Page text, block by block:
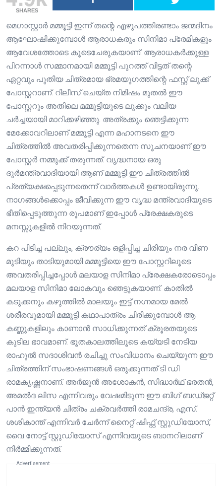
SHARES
മെഗാസ്റ്റാർ മമ്മൂട്ടി ഇന്ന് തന്റെ എഴുപത്തിരണ്ടാം ജന്മദിനം
ആഘോഷിക്കുമ്പോൾ ആരാധകരും സിനിമാ പ്രേമികളും
ആവേശത്തോടെ കൂടെചേരുകയാണ്. ആരാധകർക്കുള്ള
പിറന്നാൾ സമ്മാനമായി മമ്മൂട്ടി പുറത്ത് വിട്ടത് തന്റെ
ഏറ്റവും പുതിയ ചിത്രമായ ഭ്രമയുഗത്തിന്റെ ഫസ്റ്റ് ലുക്ക്
പോസ്റ്ററാണ്. റിലീസ് ചെയ്ത നിമിഷം മുതൽ ഈ
പോസ്റ്ററും അതിലെ മമ്മൂട്ടിയുടെ ലുക്കും വലിയ
ചർച്ചയായി മാറിക്കഴിഞ്ഞു. അത്രക്കും ഞെട്ടിക്കുന്ന
മേക്കോവറിലാണ് മമ്മൂട്ടി എന്ന മഹാനടനെ ഈ
ചിത്രത്തിൽ അവതരിപ്പിക്കുന്നതെന്ന സൂചനയാണ് ഈ
പോസ്റ്റർ നമ്മുക്ക് തരുന്നത്. വൃദ്ധനായ ഒരു
ദുർമന്ത്രവാദിയായി ആണ് മമ്മൂട്ടി ഈ ചിത്രത്തിൽ
പ്രത്യക്ഷപ്പെടുന്നതെന്ന് വാർത്തകൾ ഉണ്ടായിരുന്നു.
നാഗങ്ങൾക്കൊപ്പം ജീവിക്കുന്ന ഈ വൃദ്ധ മന്ത്രവാദിയുടെ
ഭീതിപ്പെടുത്തുന്ന രൂപമാണ് ഇപ്പോൾ പ്രേക്ഷകരുടെ
മനസ്സുകളിൽ നിറയുന്നത്.
കറ പിടിച്ച പല്ലും, ക്രൗര്യം ഒളിപ്പിച്ച ചിരിയും നര വീണ
മുടിയും താടിയുമായി മമ്മൂട്ടിയെ ഈ പോസ്റ്ററിലൂടെ
അവതരിപ്പിച്ചപ്പോൾ മലയാള സിനിമാ പ്രേക്ഷകരോടൊപ്പം
മലയാള സിനിമാ ലോകവും ഞെട്ടുകയാണ്. കാതിൽ
കടുക്കനും കഴുത്തിൽ മാലയും ഇട്ട് നഗ്നമായ മേൽ
ശരീരവുമായി മമ്മൂട്ടി കഥാപാത്രം ചിരിക്കുമ്പോൾ ആ
കണ്ണുകളിലും കാണാൻ സാധിക്കുന്നത് ക്രൂരതയുടെ
കുടില ഭാവമാണ്. ഭൂതകാലത്തിലൂടെ കയ്യടി നേടിയ
രാഹുൽ സദാശിവൻ രചിച്ചു സംവിധാനം ചെയ്യുന്ന ഈ
ചിത്രത്തിന് സംഭാഷണങ്ങൾ ഒരുക്കുന്നത് ടി ഡി
രാമകൃഷ്ണനാണ്. അർജുൻ അശോകൻ, സിദ്ധാർഥ് ഭരതൻ,
അമൽദ ലിസ എന്നിവരും വേഷമിടുന്ന ഈ ബിഗ് ബഡ്ജറ്റ്
പാൻ ഇന്ത്യൻ ചിത്രം ചക്രവർത്തി രാമചന്ദ്ര, എസ്.
ശശികാന്ത് എന്നിവർ ചേർന്ന് നൈറ്റ് ഷിഫ്റ്റ് സ്റ്റുഡിയോസ്,
വൈ നോട്ട് സ്റ്റുഡിയോസ് എന്നിവയുടെ ബാനറിലാണ്
നിർമ്മിക്കുന്നത്.
Advertisement